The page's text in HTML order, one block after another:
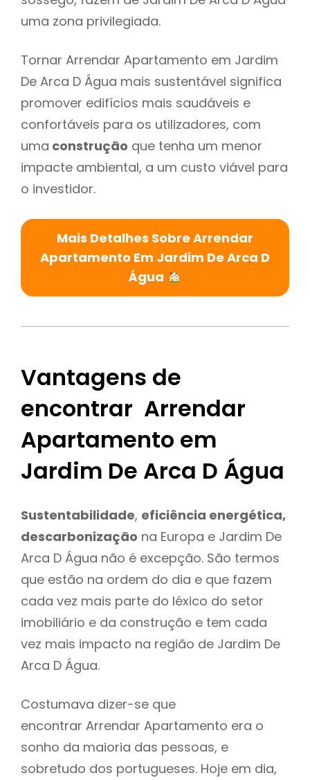
uma zona privilegiada.
Tornar Arrendar Apartamento em Jardim
De Arca D Água mais sustentável significa
promover edifícios mais saudáveis e
confortáveis para os utilizadores, com
uma construção que tenha um menor
impacte ambiental, a um custo viável para
o investidor.
Mais Detalhes Sobre Arrendar
Apartamento Em Jardim De Arca D
Água
Vantagens de
encontrar Arrendar
Apartamento em
Jardim De Arca D Água
Sustentabilidade, eficiência energética,
descarbonização na Europa e Jardim De
Arca D Água não é excepção. São termos
que estão na ordem do dia e que fazem
cada vez mais parte do léxico do setor
imobiliário e da construção e tem cada
vez mais impacto na região de Jardim De
Arca D Água.
Costumava dizer-se que
encontrar Arrendar Apartamento era o
sonho da maioria das pessoas, e
sobretudo dos portugueses. Hoje em dia,